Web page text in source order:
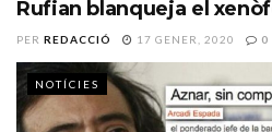
Rufian blanqueja el
PER REDACCIÓ 17 GENER, 2020 0
NOTÍCIES